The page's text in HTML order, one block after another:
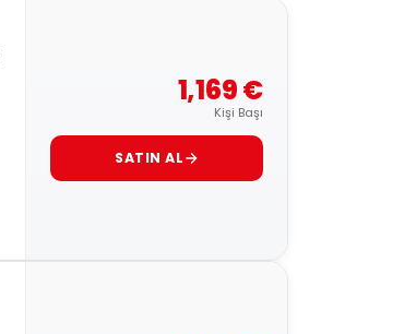
1,169 €
Kişi Başı
SATIN AL